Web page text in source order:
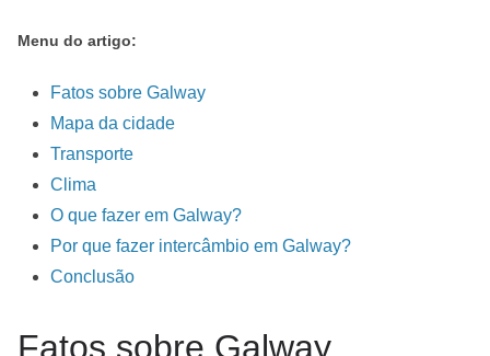
Menu do artigo:
Fatos sobre Galway
Mapa da cidade
Transporte
Clima
O que fazer em Galway?
Por que fazer intercâmbio em Galway?
Conclusão
Fatos sobre Galway